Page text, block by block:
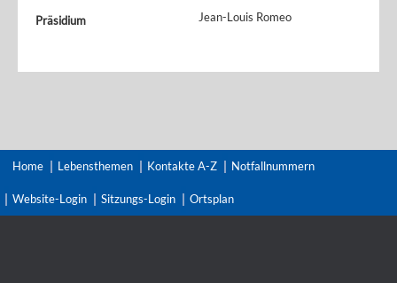
Präsidium
Jean-Louis Romeo
Home Lebensthemen Kontakte A-Z Notfallnummern
Website-Login Sitzungs-Login Ortsplan